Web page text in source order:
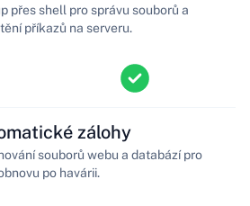
přes shell pro správu souborů a
příkazů na serveru.
zálohy
souborů webu a databází pro
po havárii.